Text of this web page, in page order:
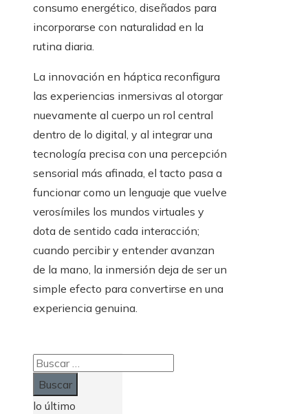
consumo energético, diseñados para
incorporarse con naturalidad en la
rutina diaria.
La innovación en háptica reconfigura
las experiencias inmersivas al otorgar
nuevamente al cuerpo un rol central
dentro de lo digital, y al integrar una
tecnología precisa con una percepción
sensorial más afinada, el tacto pasa a
funcionar como un lenguaje que vuelve
verosímiles los mundos virtuales y
dota de sentido cada interacción;
cuando percibir y entender avanzan
de la mano, la inmersión deja de ser un
simple efecto para convertirse en una
experiencia genuina.
Buscar:
lo último